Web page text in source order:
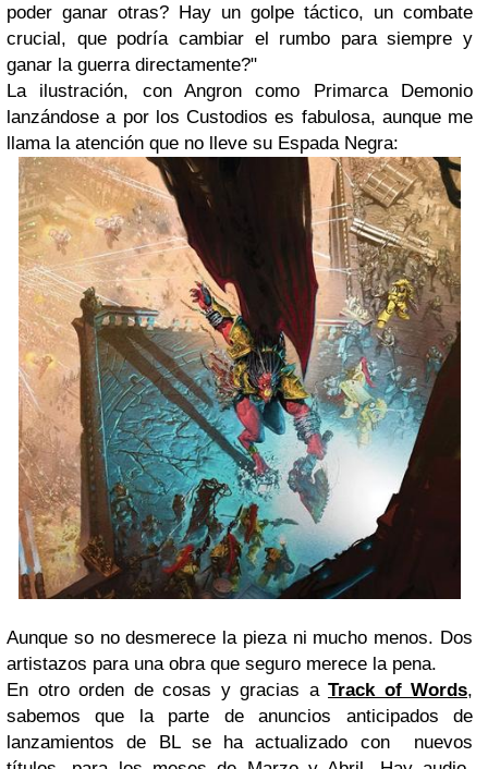
poder ganar otras? Hay un golpe táctico, un combate
crucial, que podría cambiar el rumbo para siempre y
ganar la guerra directamente?"
La ilustración, con Angron como Primarca Demonio
lanzándose a por los Custodios es fabulosa, aunque me
llama la atención que no lleve su Espada Negra:
Aunque so no desmerece la pieza ni mucho menos. Dos
artistazos para una obra que seguro merece la pena.
En otro orden de cosas y gracias a Track of Words,
sabemos que la parte de anuncios anticipados de
lanzamientos de BL se ha actualizado con nuevos